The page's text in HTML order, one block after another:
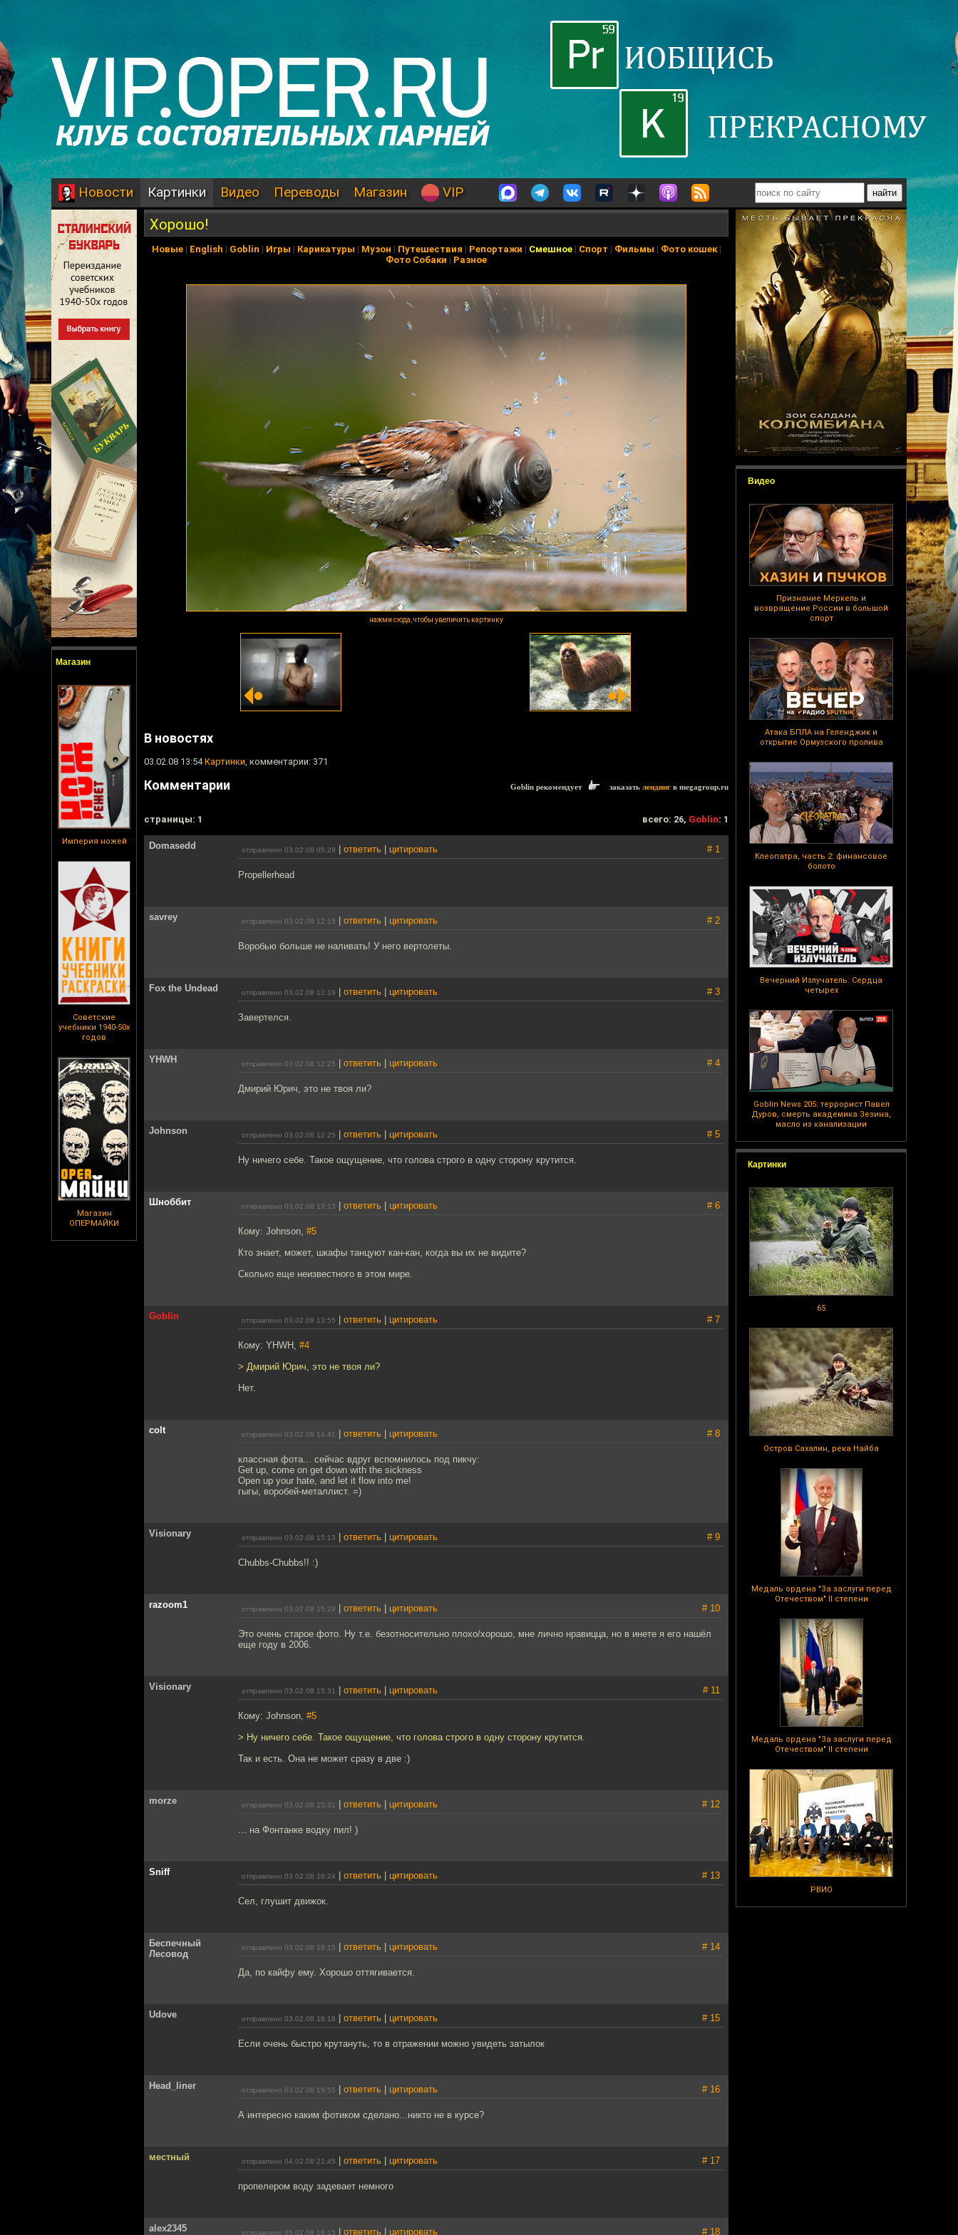
Новости Картинки Видео Переводы Магазин VIP
Магазин
Империя ножей
Советские
учебники 1940-50х
годов
Магазин
ОПЕРМАЙКИ
Видео
Признание Меркель и
возвращение России в большой
спорт
Атака БПЛА на Геленджик и
открытие Ормузского пролива
Клеопатра, часть 2: финансовое
болото
Вечерний Излучатель: Сердца
четырех
Goblin News 205: террорист Павел
Дуров, смерть академика Зезина,
масло из канализации
Картинки
65
Остров Сахалин, река Найба
Медаль ордена "За заслуги перед
Отечеством" II степени
Медаль ордена "За заслуги перед
Отечеством" II степени
РВИО
Хорошо!
Новые| English | Goblin | Игры | Карикатуры | Музон | Путешествия | Репортажи | Смешное| Спорт | Фильмы | Фото кошек|
Фото Собаки | Разное
нажми сюда, чтобы увеличить картинку
В новостях
03.02.08 13:54Картинки, комментарии: 371
Комментарии Goblin рекомендует заказать лендинг в megagroup.ru
cтраницы: 1 всего: 26, Goblin: 1
Domasedd отправлено 03.02.08 05:29 ответить цитировать # 1
Propellerhead
savrey отправлено 03.02.08 12:15 ответить цитировать # 2
Воробью больше не наливать! У него вертолеты.
Fox the Undead отправлено 03.02.08 12:19 ответить цитировать # 3
Завертелся.
YHWH отправлено 03.02.08 12:25 ответить цитировать # 4
Дмирий Юрич, это не твоя ли?
Johnson отправлено 03.02.08 12:25 ответить цитировать # 5
Ну ничего себе. Такое ощущение, что голова строго в одну сторону крутится.
Шноббит отправлено 03.02.08 13:13 ответить цитировать # 6
Кому: Johnson, #5
Кто знает, может, шкафы танцуют кан-кан, когда вы их не видите?
Сколько еще неизвестного в этом мире.
Goblin отправлено 03.02.08 13:55 ответить цитировать # 7
Кому: YHWH, #4
> Дмирий Юрич, это не твоя ли?
Нет.
colt отправлено 03.02.08 14:41 ответить цитировать # 8
классная фота... сейчас вдруг вспомнилось под пикчу:
Get up, come on get down with the sickness
Open up your hate, and let it flow into me!
гыгы, воробей-металлист. =)
Visionary отправлено 03.02.08 15:13 ответить цитировать # 9
Chubbs-Chubbs!! :)
razoom1 отправлено 03.02.08 15:29 ответить цитировать # 10
Это очень старое фото. Ну т.е. безотносительно плохо/хорошо, мне лично нравицца, но в инете я его нашёл
еще году в 2006.
Visionary отправлено 03.02.08 15:31 ответить цитировать # 11
Кому: Johnson, #5
> Ну ничего себе. Такое ощущение, что голова строго в одну сторону крутится.
Так и есть. Она не может сразу в две :)
morze отправлено 03.02.08 15:31 ответить цитировать # 12
... на Фонтанке водку пил! )
Sniff отправлено 03.02.08 16:24 ответить цитировать # 13
Сел, глушит движок.
Беспечный
Лесовод
отправлено 03.02.08 18:15 ответить цитировать # 14
Да, по кайфу ему. Хорошо оттягивается.
Udove отправлено 03.02.08 18:18 ответить цитировать # 15
Если очень быстро крутануть, то в отражении можно увидеть затылок
Head_liner отправлено 03.02.08 19:55 ответить цитировать # 16
А интересно каким фотиком сделано...никто не в курсе?
местный отправлено 04.02.08 21:45 ответить цитировать # 17
пропелером воду задевает немного
alex2345 отправлено 05.02.08 16:15 ответить цитировать # 18